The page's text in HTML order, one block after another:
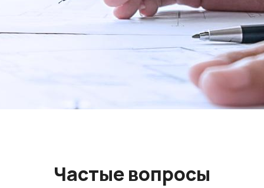
Частые вопросы